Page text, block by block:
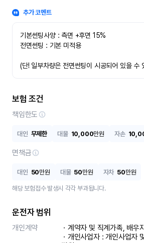
추가 코멘트
기본썬팅사양 : 측면 +후면 15%
전면썬팅 : 기본 미적용
(단! 일부차량은 전면썬팅이 시공되어 있을 수
보험 조건
책임한도
대인 무제한 대물 10,000만원 자손
면책금
대인 50만원 대물 50만원 자차 50만원
해당 보험접수 발생시 각각 부과됩니다.
운전자 범위
개인계약
ㆍ계약자 및 직계가족, 배우
ㆍ개인사업자 : 개인사업자